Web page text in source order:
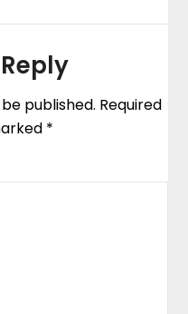
published. Required
*